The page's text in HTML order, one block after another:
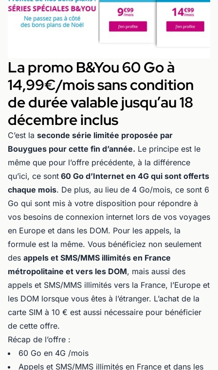
La promo B&You 60 Go à
14,99€/mois sans condition
de durée valable jusqu’au 18
décembre inclus
C’est la seconde série limitée proposée par
Bouygues pour cette fin d’année. Le principe est le
même que pour l’offre précédente, à la différence
qu’ici, ce sont 60 Go d’Internet en 4G qui sont offerts
chaque mois. De plus, au lieu de 4 Go/mois, ce sont 6
Go qui sont mis à votre disposition pour répondre à
vos besoins de connexion internet lors de vos voyages
en Europe et dans les DOM. Pour les appels, la
formule est la même. Vous bénéficiez non seulement
des appels et SMS/MMS illimités en France
métropolitaine et vers les DOM, mais aussi des
appels et SMS/MMS illimités vers la France, l’Europe et
les DOM lorsque vous êtes à l’étranger. L’achat de la
carte SIM à 10 € est aussi nécessaire pour bénéficier
de cette offre.
Récap de l’offre :
60 Go en 4G /mois
Appels et SMS/MMS illimités en France et dans les